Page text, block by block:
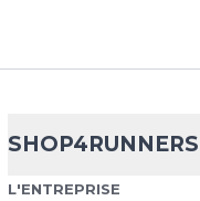
SHOP4RUNNERS
L'ENTREPRISE